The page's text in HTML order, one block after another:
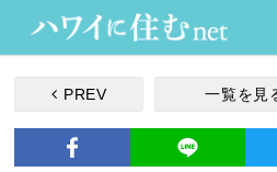
PREV 一覧を見